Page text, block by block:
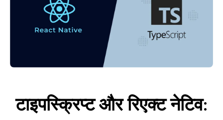
टाइपस्क्रिप्ट और रिएक्ट नेटिव: